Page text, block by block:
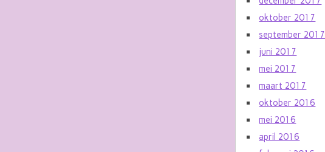
oktober 2017
september 2017
juni 2017
mei 2017
maart 2017
oktober 2016
mei 2016
april 2016